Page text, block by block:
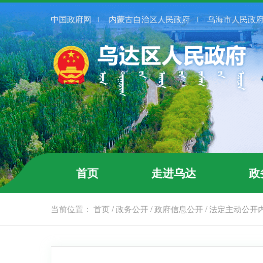
中国政府网 内蒙古自治区人民政府 乌海市人民政
首页 走进乌达 政
当前位置： 首页/政务公开 /政府信息公开 /法定主动公开